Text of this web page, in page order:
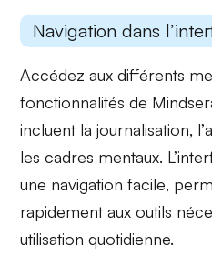
Navigation dans
Accédez aux différents
fonctionnalités de
incluent lajournalisation, l’
lescadres mentaux.
une navigation facile,
rapidement auxoutils
utilisation quotidienne.